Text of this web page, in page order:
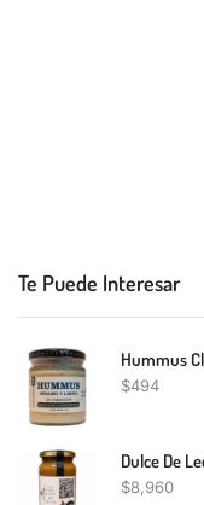
Te Puede Interesar
Hummus
$494
Dulce De
$8,960